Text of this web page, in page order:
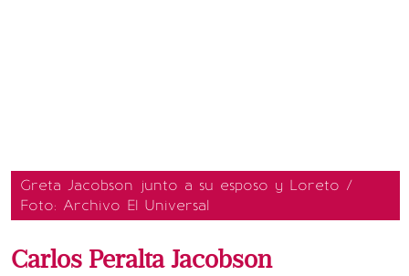
Greta Jacobson junto a su esposo y Loreto /
Foto: Archivo El Universal
Carlos Peralta Jacobson